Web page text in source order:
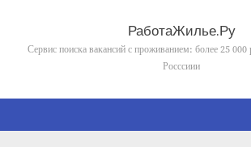
content
РаботаЖилье.Ру
Сервис поиска вакансий с проживанием: более 25 000
Росссиии